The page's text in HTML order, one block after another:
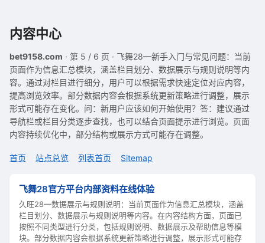
内容中心
bet9158.com · 第 5 / 6 页 · 飞舞28—新手入门与常见问题：当前
页面作为信息汇总模块，涵盖栏目划分、数据展示与规则说明等内
容。通过对栏目进行细分，用户可以根据需求快速定位对应内容，
提高浏览效率。部分数据内容会根据系统更新策略进行调整，展示
形式可能存在变化。问：新用户应该如何开始使用？答：建议通过
导航栏或栏目分类逐步查找，也可以结合页面提示进行浏览。页面
内容持续优化中，部分结构或展示方式可能存在调整。
首页 站点总览 列表首页 Sitemap
飞舞28官方平台内部资料在线体验
久旺28—数据展示与规则说明：当前页面作为信息汇总模块，涵盖
栏目划分、数据展示与规则说明等内容。在内容结构方面，页面已
按照不同类型进行分类，包括规则说明、数据展示及帮助信息等模
块。部分数据内容会根据系统更新策略进行调整，展示形式可能存